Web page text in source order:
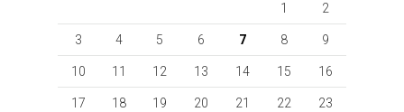
1 2
3 4 5 6 7 8 9
10 11 12 13 14 15 16
17 18 19 20 21 22 23